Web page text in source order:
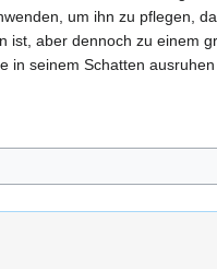
um ihn zu pflegen,
ist, aber dennoch zu einem
in seinem Schatten